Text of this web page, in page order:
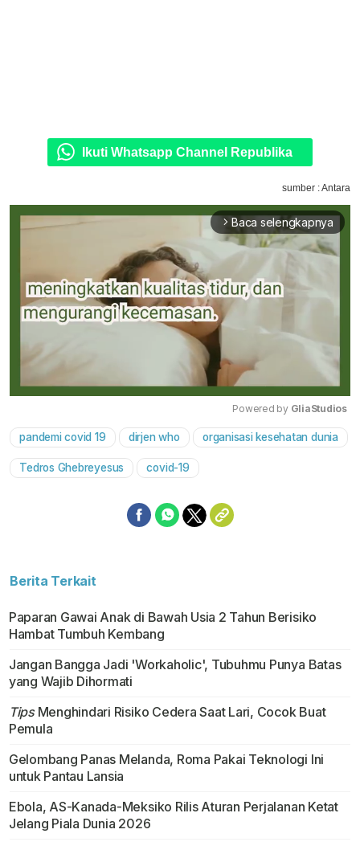
Ikuti Whatsapp Channel Republika
sumber : Antara
arrow_forward_ios Baca selengkapnya
Mute
Powered by GliaStudios
pandemi covid 19 dirjen who organisasi kesehatan dunia
Tedros Ghebreyesus covid-19
Berita Terkait
Paparan Gawai Anak di Bawah Usia 2 Tahun Berisiko
Hambat Tumbuh Kembang
Jangan Bangga Jadi 'Workaholic', Tubuhmu Punya Batas
yang Wajib Dihormati
TipsMenghindari Risiko Cedera Saat Lari, Cocok Buat
Pemula
Gelombang Panas Melanda, Roma Pakai Teknologi Ini
untuk Pantau Lansia
Ebola, AS-Kanada-Meksiko Rilis Aturan Perjalanan Ketat
Jelang Piala Dunia 2026